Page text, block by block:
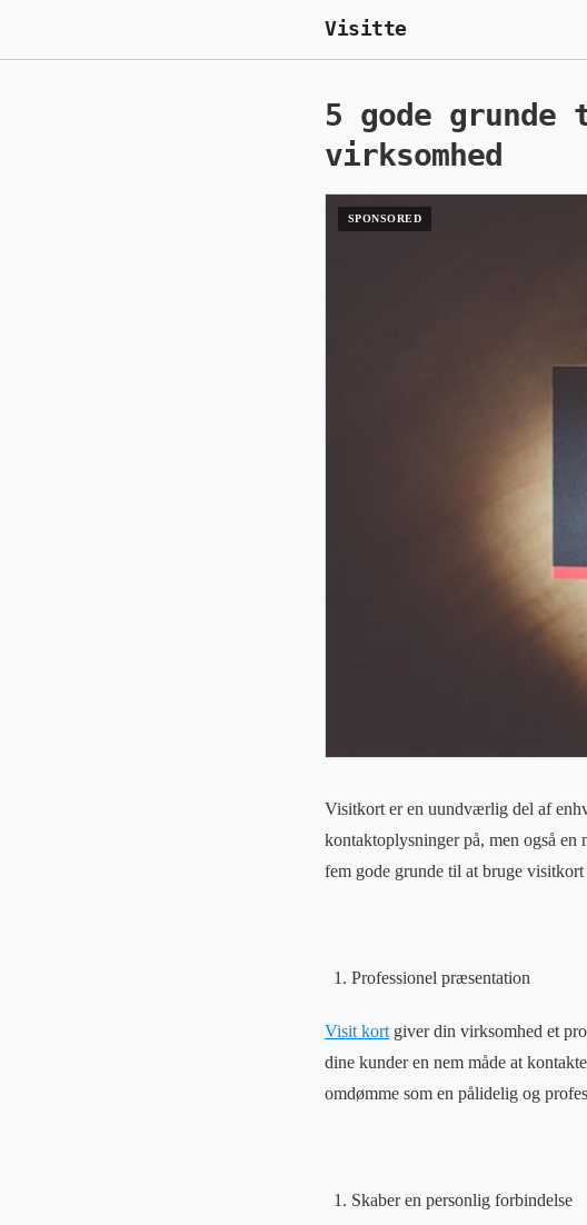
Visitte
5 gode
virksomhed
Visitkort er en uundværlig del af
kontaktoplysninger på, men også
fem gode grunde til at bruge
Professionel præsentation
Visit kort giver din virksomhed et
dine kunder en nem måde at
omdømme som en pålidelig og
Skaber en personlig forbindelse